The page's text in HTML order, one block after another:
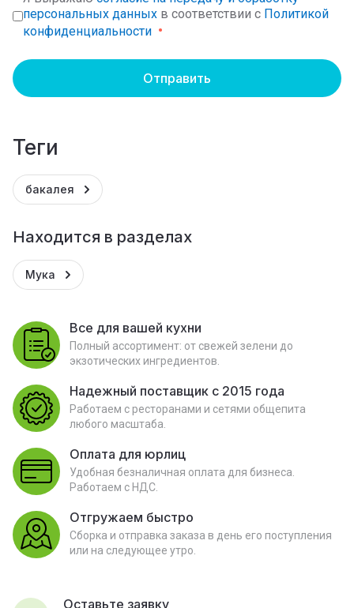
персональных данных в соответствии с Политикой
конфиденциальности
Отправить
теги
бакалея
Находится в разделах
Мука
Все для вашей кухни
Полный ассортимент: от свежей зелени до
экзотических ингредиентов.
Надежный поставщик с 2015 года
Работаем с ресторанами и сетями общепита
любого масштаба.
Оплата для юрлиц
Удобная безналичная оплата для бизнеса.
Работаем с НДС.
Отгружаем быстро
Сборка и отправка заказа в день его поступления
или на следующее утро.
Оставьте заявку